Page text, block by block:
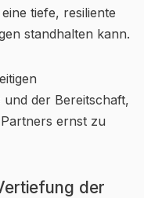
tiefe, resiliente
standhalten kann.
der Bereitschaft,
ernst zu
der